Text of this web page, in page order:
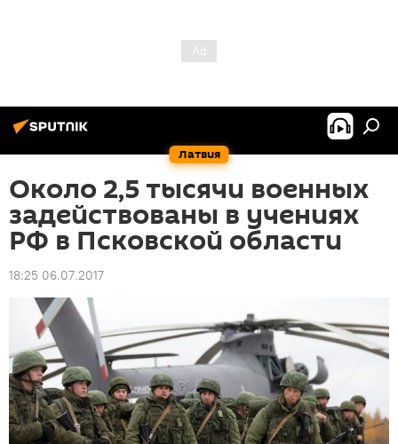
Латвия
Около 2,5 тысячи военных
задействованы в учениях
РФ в Псковской области
18:25 06.07.2017